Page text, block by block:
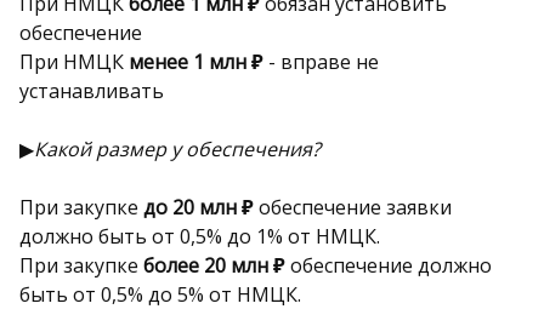
обеспечение
При НМЦК менее 1 млн ₽ - вправе не
устанавливать
▶Какой размер у обеспечения?
При закупке до 20 млн ₽обеспечение заявки
должно быть от 0,5% до 1% от НМЦК.
При закупке более 20 млн ₽обеспечение должно
быть от 0,5% до 5% от НМЦК.